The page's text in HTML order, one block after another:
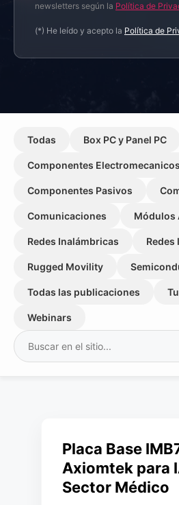
newsletters según la Política de
(*) He leído y acepto la Política de
Todas Box PC y Panel PC
Componentes Electromecanicos
Componentes Pasivos
Comunicaciones Módulos
Redes Inalámbricas
Rugged Movility
Todas las publicaciones
Webinars
Buscar:
Placa Base
Axiomtek para
Sector Médico